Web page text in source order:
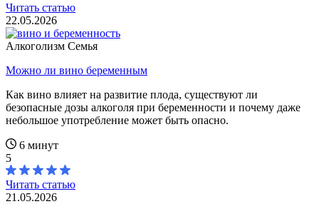
Читать статью
22.05.2026
Алкоголизм Семья
Можно ли вино беременным
Как вино влияет на развитие плода, существуют ли
безопасные дозы алкоголя при беременности и почему даже
небольшое употребление может быть опасно.
6 минут
5
Читать статью
21.05.2026